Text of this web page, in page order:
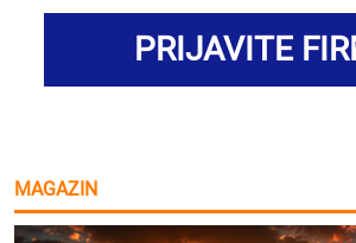
PRIJAVITE
MAGAZIN